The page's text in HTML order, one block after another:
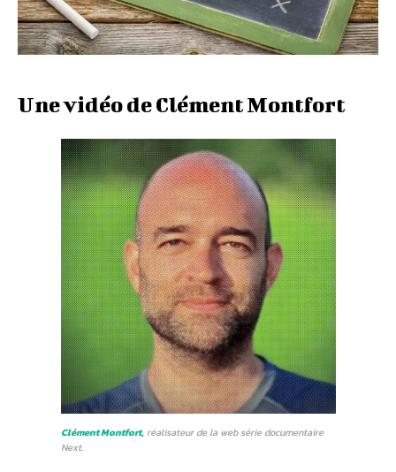
Une vidéo de Clément Montfort
Clément Montfort,réalisateur de la web série documentaire
Next.